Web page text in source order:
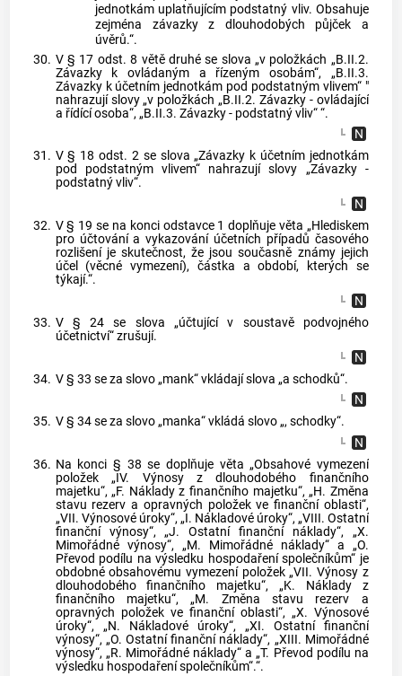
jednotkám uplatňujícím podstatný vliv. Obsahuje
zejména závazky z dlouhodobých půjček a
úvěrů.“.
30. V § 17 odst. 8 větě druhé se slova „v položkách „B.II.2.
Závazky k ovládaným a řízeným osobám“, „B.II.3.
Závazky k účetním jednotkám pod podstatným vlivem“ "
nahrazují slovy „v položkách „B.II.2. Závazky - ovládající
a řídící osoba“, „B.II.3. Závazky - podstatný vliv“ “.
31. V § 18 odst. 2 se slova „Závazky k účetním jednotkám
pod podstatným vlivem“ nahrazují slovy „Závazky -
podstatný vliv“.
32. V § 19 se na konci odstavce 1 doplňuje věta „Hlediskem
pro účtování a vykazování účetních případů časového
rozlišení je skutečnost, že jsou současně známy jejich
účel (věcné vymezení), částka a období, kterých se
týkají.“.
33. V § 24 se slova „účtující v soustavě podvojného
účetnictví“ zrušují.
34. V § 33 se za slovo „mank“ vkládají slova „a schodků“.
35. V § 34 se za slovo „manka“ vkládá slovo „, schodky“.
36. Na konci § 38 se doplňuje věta „Obsahové vymezení
položek „IV. Výnosy z dlouhodobého finančního
majetku“, „F. Náklady z finančního majetku“, „H. Změna
stavu rezerv a opravných položek ve finanční oblasti“,
„VII. Výnosové úroky“, „I. Nákladové úroky“, „VIII. Ostatní
finanční výnosy“, „J. Ostatní finanční náklady“, „X.
Mimořádné výnosy“, „M. Mimořádné náklady“ a „O.
Převod podílu na výsledku hospodaření společníkům“ je
obdobné obsahovému vymezení položek „VII. Výnosy z
dlouhodobého finančního majetku“, „K. Náklady z
finančního majetku“, „M. Změna stavu rezerv a
opravných položek ve finanční oblasti“, „X. Výnosové
úroky“, „N. Nákladové úroky“, „XI. Ostatní finanční
výnosy“, „O. Ostatní finanční náklady“, „XIII. Mimořádné
výnosy“, „R. Mimořádné náklady“ a „T. Převod podílu na
výsledku hospodaření společníkům“.“.